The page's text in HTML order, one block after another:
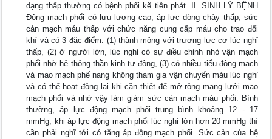
dạng thấp thường có bệnh phổi kẽ tiên phát. II. SINH LÝ BỆNH
Động mạch phổi có lưu lượng cao, áp lực dòng chảy thấp, sức
cản mạch máu thấp với chức năng cung cấp máu cho trao đổi
khí và có 3 đặc điểm: (1) thành mỏng với trương lực cơ lúc nghỉ
thấp, (2) ở người lớn, lúc nghỉ có sự điều chỉnh nhỏ vận mạch
phổi nhờ hệ thông thần kinh tự động, (3) có nhiều tiểu động mạch
và mao mạch phế nang không tham gia vận chuyển máu lúc nghỉ
và có thể hoạt động lại khi cần thiết để mở rộng mạng lưới mao
mạch phổi và nhờ vậy làm giảm sức cản mạch máu phổi. Bình
thường, áp lực động mạch phổi trung bình khoảng 12 - 17
mmHg, khi áp lực động mạch phổi lúc nghỉ lớn hơn 20 mmHg thì
cần phải nghĩ tới có tăng áp động mạch phổi. Sức cản của hệ